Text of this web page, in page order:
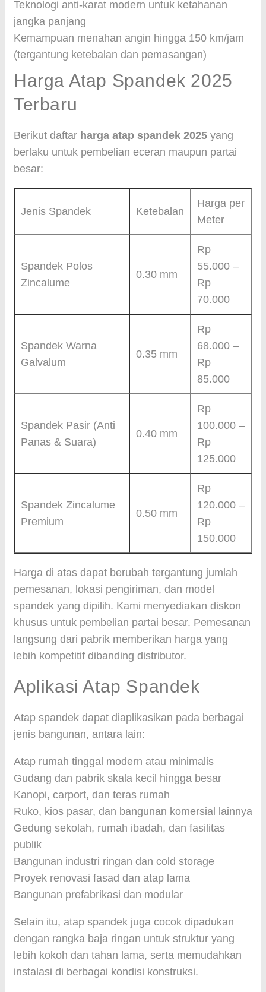
Teknologi anti-karat modern untuk ketahanan
jangka panjang
Kemampuan menahan angin hingga 150 km/jam
(tergantung ketebalan dan pemasangan)
Harga Atap Spandek 2025
Terbaru
Berikut daftar harga atap spandek 2025 yang
berlaku untuk pembelian eceran maupun partai
besar:
Jenis Spandek Ketebalan
Harga per
Meter
Spandek Polos
Zincalume
0.30 mm
Rp
55.000 –
Rp
70.000
Spandek Warna
Galvalum
0.35 mm
Rp
68.000 –
Rp
85.000
Spandek Pasir (Anti
Panas & Suara)
0.40 mm
Rp
100.000 –
Rp
125.000
Spandek Zincalume
Premium
0.50 mm
Rp
120.000 –
Rp
150.000
Harga di atas dapat berubah tergantung jumlah
pemesanan, lokasi pengiriman, dan model
spandek yang dipilih. Kami menyediakan diskon
khusus untuk pembelian partai besar. Pemesanan
langsung dari pabrik memberikan harga yang
lebih kompetitif dibanding distributor.
Aplikasi Atap Spandek
Atap spandek dapat diaplikasikan pada berbagai
jenis bangunan, antara lain:
Atap rumah tinggal modern atau minimalis
Gudang dan pabrik skala kecil hingga besar
Kanopi, carport, dan teras rumah
Ruko, kios pasar, dan bangunan komersial lainnya
Gedung sekolah, rumah ibadah, dan fasilitas
publik
Bangunan industri ringan dan cold storage
Proyek renovasi fasad dan atap lama
Bangunan prefabrikasi dan modular
Selain itu, atap spandek juga cocok dipadukan
dengan rangka baja ringan untuk struktur yang
lebih kokoh dan tahan lama, serta memudahkan
instalasi di berbagai kondisi konstruksi.